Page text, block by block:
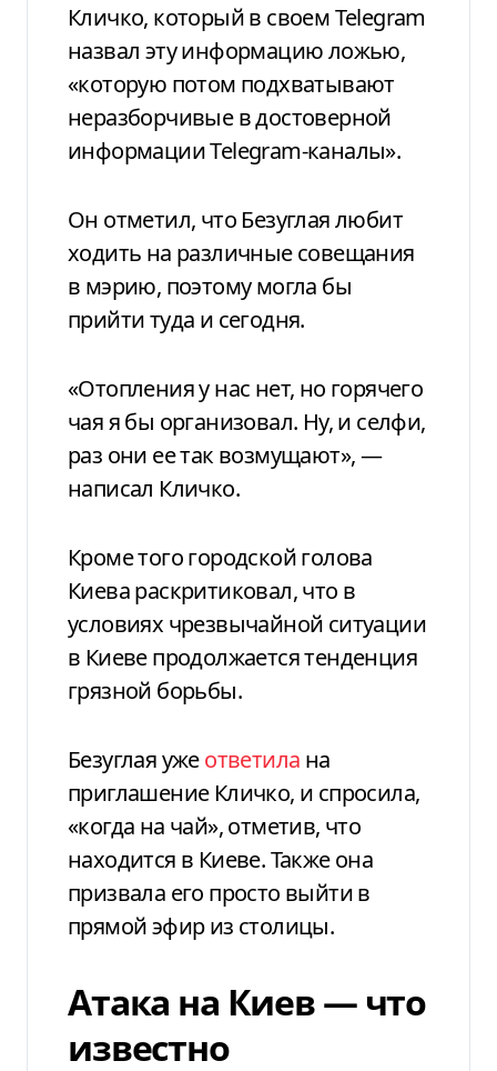
Кличко, который в своем Telegram
назвал эту информацию ложью,
«которую потом подхватывают
неразборчивые в достоверной
информации Telegram-каналы».
Он отметил, что Безуглая любит
ходить на различные совещания
в мэрию, поэтому могла бы
прийти туда и сегодня.
«Отопления у нас нет, но горячего
чая я бы организовал. Ну, и селфи,
раз они ее так возмущают», —
написал Кличко.
Кроме того городской голова
Киева раскритиковал, что в
условиях чрезвычайной ситуации
в Киеве продолжается тенденция
грязной борьбы.
Безуглая ужеответила на
приглашение Кличко, и спросила,
«когда на чай», отметив, что
находится в Киеве. Также она
призвала его просто выйти в
прямой эфир из столицы.
Атака на Киев — что
известно